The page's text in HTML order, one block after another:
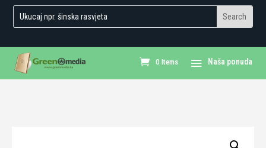
0 Items